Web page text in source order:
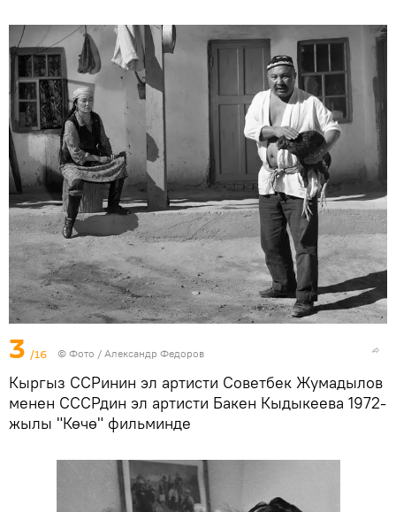
3 /16 © Фото / Александр Федоров
Кыргыз ССРинин эл артисти Советбек Жумадылов
менен СССРдин эл артисти Бакен Кыдыкеева 1972-
жылы "Көчө" фильминде